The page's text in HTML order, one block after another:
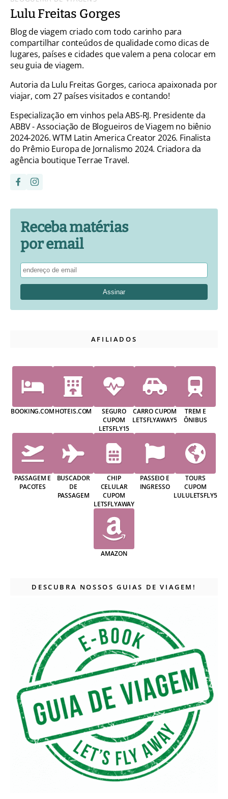
Lulu Freitas Gorges
Blog de viagem criado com todo carinho para
compartilhar conteúdos de qualidade como dicas de
lugares, países e cidades que valem a pena colocar em
seu guia de viagem.
Autoria da Lulu Freitas Gorges, carioca apaixonada por
viajar, com 27 países visitados e contando!
Especialização em vinhos pela ABS-RJ. Presidente da
ABBV - Associação de Blogueiros de Viagem no biênio
2024-2026. WTM Latin America Creator 2026. Finalista
do Prêmio Europa de Jornalismo 2024. Criadora da
agência boutique Terrae Travel.
Receba matérias
por email
AFILIADOS
BOOKING.COMHOTEIS.COM
SEGURO
CUPOM
LETSFLY15
CARRO CUPOM
LETSFLYAWAY5
TREM E
ÔNIBUS
PASSAGEM E
PACOTES
BUSCADOR
DE
PASSAGEM
CHIP
CELULAR
CUPOM
LETSFLYAWAY
PASSEIO E
INGRESSO
TOURS
CUPOM
LULULETSFLY5
AMAZON
DESCUBRA NOSSOS GUIAS DE VIAGEM!